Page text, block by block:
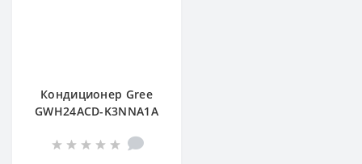
Кондиционер Gree
GWH24ACD-K3NNA1A